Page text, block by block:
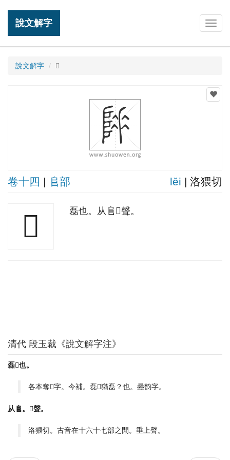
說文解字
說文解字 𨻌
卷十四 | 𨸏部 lěi | 洛猥切
𨻌 磊也。从𨸏𠂹聲。
清代 段玉裁《說文解字注》
磊𨻌也。
各本奪𨻌字。今補。磊𨻌猶磊？也。㬪韵字。
从𨸏。𠂹聲。
洛猥切。古音在十六十七部之閒。垂上聲。